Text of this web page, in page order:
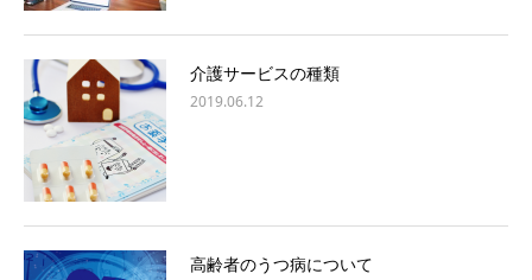
介護サービスの種類
2019.06.12
高齢者のうつ病について